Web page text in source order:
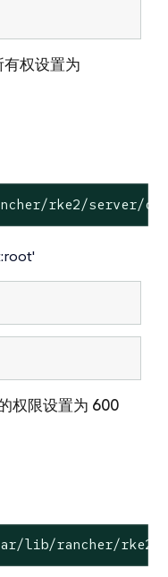
权设置为
rke2/server/
权限设置为 600
rancher/rke2/